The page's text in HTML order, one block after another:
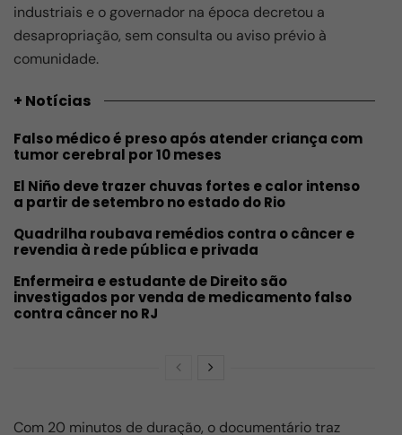
industriais e o governador na época decretou a
desapropriação, sem consulta ou aviso prévio à
comunidade.
+ Notícias
Falso médico é preso após atender criança com
tumor cerebral por 10 meses
El Niño deve trazer chuvas fortes e calor intenso
a partir de setembro no estado do Rio
Quadrilha roubava remédios contra o câncer e
revendia à rede pública e privada
Enfermeira e estudante de Direito são
investigados por venda de medicamento falso
contra câncer no RJ
Com 20 minutos de duração, o documentário traz